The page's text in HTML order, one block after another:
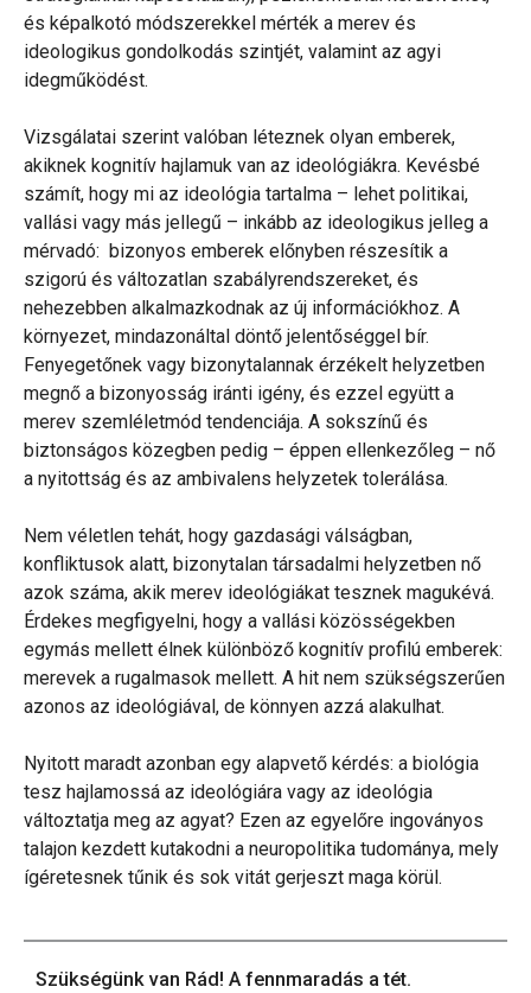
és képalkotó módszerekkel mérték a merev és
ideologikus gondolkodás szintjét, valamint az agyi
idegműködést.
Vizsgálatai szerint valóban léteznek olyan emberek,
akiknek kognitív hajlamuk van az ideológiákra. Kevésbé
számít, hogy mi az ideológia tartalma – lehet politikai,
vallási vagy más jellegű – inkább az ideologikus jelleg a
mérvadó: bizonyos emberek előnyben részesítik a
szigorú és változatlan szabályrendszereket, és
nehezebben alkalmazkodnak az új információkhoz. A
környezet, mindazonáltal döntő jelentőséggel bír.
Fenyegetőnek vagy bizonytalannak érzékelt helyzetben
megnő a bizonyosság iránti igény, és ezzel együtt a
merev szemléletmód tendenciája. A sokszínű és
biztonságos közegben pedig – éppen ellenkezőleg – nő
a nyitottság és az ambivalens helyzetek tolerálása.
Nem véletlen tehát, hogy gazdasági válságban,
konfliktusok alatt, bizonytalan társadalmi helyzetben nő
azok száma, akik merev ideológiákat tesznek magukévá.
Érdekes megfigyelni, hogy a vallási közösségekben
egymás mellett élnek különböző kognitív profilú emberek:
merevek a rugalmasok mellett. A hit nem szükségszerűen
azonos az ideológiával, de könnyen azzá alakulhat.
Nyitott maradt azonban egy alapvető kérdés: a biológia
tesz hajlamossá az ideológiára vagy az ideológia
változtatja meg az agyat? Ezen az egyelőre ingoványos
talajon kezdett kutakodni a neuropolitika tudománya, mely
ígéretesnek tűnik és sok vitát gerjeszt maga körül.
Szükségünk van Rád! A fennmaradás a tét.